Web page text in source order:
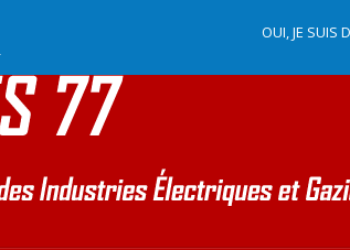
OUI, JE SUIS